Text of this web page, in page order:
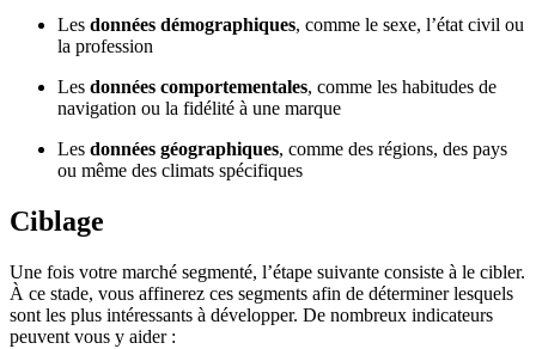
Les données démographiques, comme le sexe, l’état civil ou
la profession
Les données comportementales, comme les habitudes de
navigation ou la fidélité à une marque
Les données géographiques, comme des régions, des pays
ou même des climats spécifiques
Ciblage
Une fois votre marché segmenté, l’étape suivante consiste à le cibler.
À ce stade, vous affinerez ces segments afin de déterminer lesquels
sont les plus intéressants à développer. De nombreux indicateurs
peuvent vous y aider :